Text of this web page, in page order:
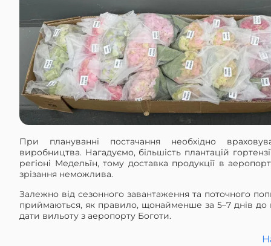
При плануванні постачання необхідно
виробництва. Нагадуємо, більшість плантацій
регіоні Медельїн, тому доставка продукції в
зрізання неможлива.
Залежно від сезонного завантаження та поточного
приймаються, як правило, щонайменше за 5–7 днів до
дати вильоту з аеропорту Боготи.